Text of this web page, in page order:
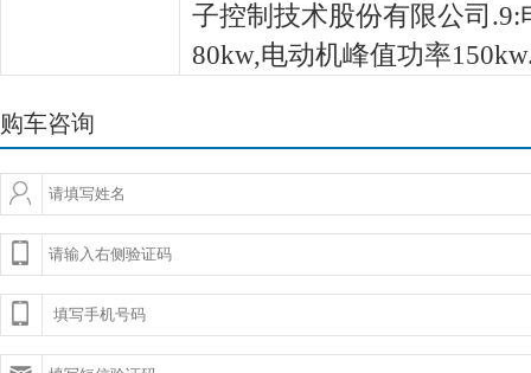
子控制技术股份有限公司.9:
80kw,电动机峰值功率
购车咨询